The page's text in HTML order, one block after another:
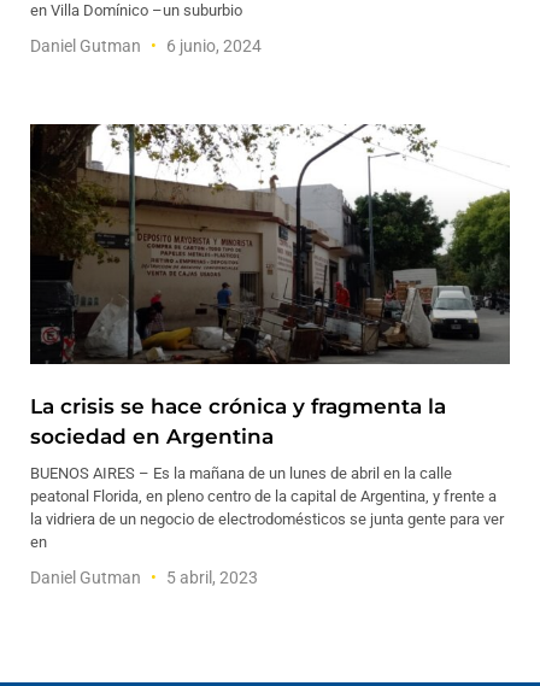
en Villa Domínico –un suburbio
Daniel Gutman 6 junio, 2024
La crisis se hace crónica y fragmenta la
sociedad en Argentina
BUENOS AIRES – Es la mañana de un lunes de abril en la calle
peatonal Florida, en pleno centro de la capital de Argentina, y frente a
la vidriera de un negocio de electrodomésticos se junta gente para ver
en
Daniel Gutman 5 abril, 2023